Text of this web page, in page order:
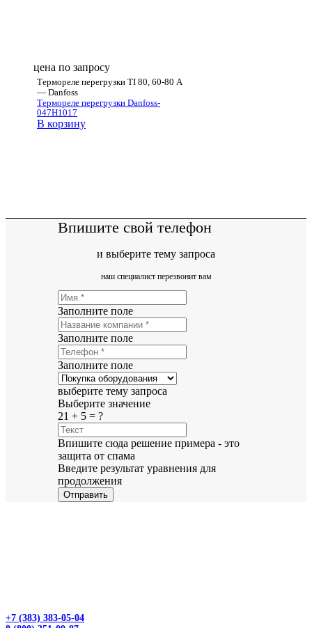
цена по запросу
Термореле перегрузки TI 80, 60-80 А
— Danfoss
Термореле перегрузки Danfoss-
047H1017
В корзину
Впишите свой телефон
и выберите тему запроса
наш специалист перезвонит вам
Заполните поле
Заполните поле
Заполните поле
выберите тему запроса
Выберите значение
21 + 5 = ?
Впишите сюда решение примера - это
защита от спама
Введите результат уравнения для
продолжения
Отправить
+7 (383) 383-05-04